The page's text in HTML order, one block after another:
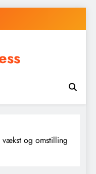
vækst og omstilling